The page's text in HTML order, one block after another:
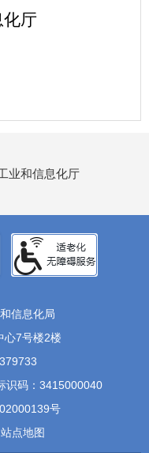
信息化厅
业和信息化厅
信息化局
心7号楼2楼
识码：3415000040
号
站点地图